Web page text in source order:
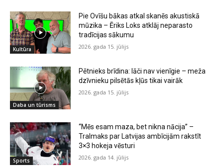
Kultūra
Pie Ovīšu bākas atkal skanēs akustiskā
mūzika – Ēriks Loks atklāj neparasto
tradīcijas sākumu
2026. gada 15. jūlijs
Daba un tūrisms
Pētnieks brīdina: lāči nav vienīgie – meža
dzīvnieku pilsētās kļūs tikai vairāk
2026. gada 15. jūlijs
Sports
“Mēs esam maza, bet nikna nācija” –
Tralmaks par Latvijas ambīcijām rakstīt
3×3 hokeja vēsturi
2026. gada 14. jūlijs